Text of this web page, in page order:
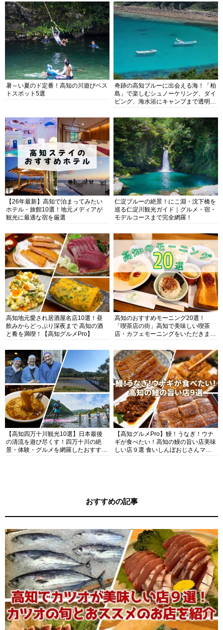
暑～い夏のド定番！高知の川遊びベス
トスポット5選
奇跡の高知ブルーに出会える海！「柏
島」で楽しむシュノーケリング、ダイ
ビング、海水浴にキャンプまで透明度
【26年最新】高知で泊まってみたい
ホテル・旅館10選！地元メディアが
観光に最適な宿を厳選
仁淀ブルーの絶景！にこ淵・沈下橋を
巡る仁淀川観光ガイド｜グルメ・宿・
モデルコースまで完全網羅！
高知地元愛され居酒屋名店10選！昼
飲みからどっぷり深夜まで 高知の酒
と肴を満喫！【高知グルメPro】
高知のおすすめモーニング20選！
「喫茶店の街」高知で美味しい喫茶
店・カフェモーニングをいただきま
【高知四万十川観光10選】日本最後
の清流を遊び尽くす！四万十川の絶
景・体験・グルメを網羅したおすすめ
【高知グルメPro】鰻！うなぎ！ウナ
ギが食べたい！高知の鰻の旨い店美味
しい店９選 食いしんぼおじさんマッ
おすすめの記事